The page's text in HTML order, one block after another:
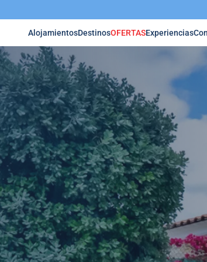
AlojamientosDestinosOFERTASExperiencias